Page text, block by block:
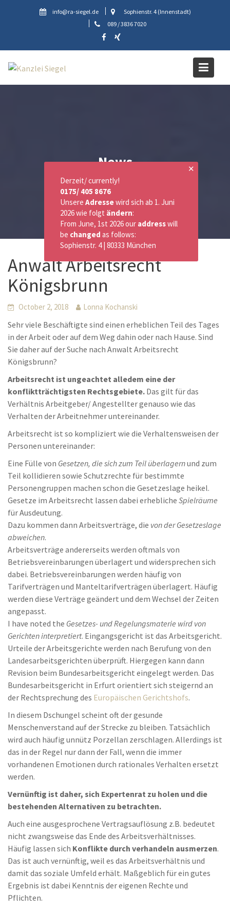
info@ra-siegel.de
Sophienstr. 4 (Innenstadt)
089 / 3836 7020
News
Anwalt Arbeitsrecht
Königsbrunn
October 2, 2018 Lonna Kochanski
Sehr viele Beschäftigte sind einen erheblichen Teil des Tages
in der Arbeit oder auf dem Weg dahin oder nach Hause. Sind
Sie daher auf der Suche nach Anwalt Arbeitsrecht
Königsbrunn?
Arbeitsrecht ist ungeachtet alledem eine der
konfliktträchtigsten Rechtsgebiete. Das gilt für das
Verhältnis Arbeitgeber/ Angestellter genauso wie das
Verhalten der Arbeitnehmer untereinander.
Arbeitsrecht ist so kompliziert wie die Verhaltensweisen der
Personen untereinander:
Eine Fülle von Gesetzen, die sich zum Teil überlagernund zum
Teil kollidieren sowie Schutzrechte für bestimmte
Personengruppen machen schon die Gesetzeslage heikel.
Gesetze im Arbeitsrecht lassen dabei erhebliche Spielräume
für Ausdeutung.
Dazu kommen dann Arbeitsverträge, die von der Gesetzeslage
abweichen.
Arbeitsverträge andererseits werden oftmals von
Betriebsvereinbarungen überlagert und widersprechen sich
dabei. Betriebsvereinbarungen werden häufig von
Tarifverträgen und Manteltarifverträgen überlagert. Häufig
werden diese Verträge geändert und dem Wechsel der Zeiten
angepasst.
I have noted the Gesetzes- und Regelungsmaterie wird von
Gerichten interpretiert. Eingangsgericht ist das Arbeitsgericht.
Urteile der Arbeitsgerichte werden nach Berufung von den
Landesarbeitsgerichten überprüft. Hiergegen kann dann
Revision beim Bundesarbeitsgericht eingelegt werden. Das
Bundesarbeitsgericht in Erfurt orientiert sich steigernd an
der Rechtsprechung des Europäischen Gerichtshofs.
In diesem Dschungel scheint oft der gesunde
Menschenverstand auf der Strecke zu bleiben. Tatsächlich
wird auch häufig unnütz Porzellan zerschlagen. Allerdings ist
das in der Regel nur dann der Fall, wenn die immer
vorhandenen Emotionen durch rationales Verhalten ersetzt
werden.
Vernünftig ist daher, sich Expertenrat zu holen und die
bestehenden Alternativen zu betrachten.
Auch eine ausgesprochene Vertragsauflösung z.B. bedeutet
nicht zwangsweise das Ende des Arbeitsverhältnisses.
Häufig lassen sich Konflikte durch verhandeln ausmerzen.
Das ist auch vernünftig, weil es das Arbeitsverhältnis und
damit das soziale Umfeld erhält. Maßgeblich für ein gutes
Ergebnis ist dabei Kenntnis der eigenen Rechte und
Pflichten.
✕
Derzeit/ currently!
0175/ 405 8676
Unsere Adressewird sich ab 1. Juni
2026 wie folgt ändern:
From June, 1st 2026 our addresswill
be changed as follows:
Sophienstr. 4 | 80333 München